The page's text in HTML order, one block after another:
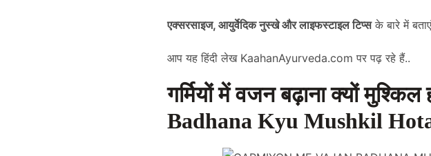
एक्सरसाइज, आयुर्वेदिक नुस्खे और लाइफस्टाइल टिप्सके बारे में
आप यह हिंदी लेख KaahanAyurveda.com पर पढ़ रहे हैं..
गर्मियों में वजन बढ़ाना क्यों
Badhana Kyu Mushkil